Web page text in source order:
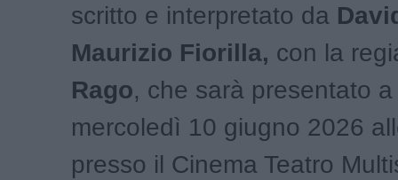
scritto e interpretato da
Maurizio Fiorilla, con la
Rago, che sarà presentato
mercoledì 10 giugno 2026
presso il Cinema Teatro